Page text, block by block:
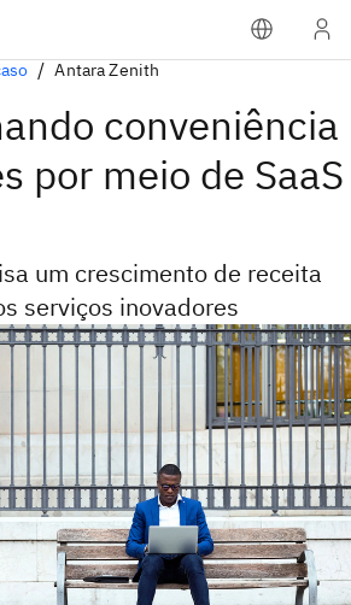
Antara Zenith
conveniência
por meio de SaaS
um crescimento de receita
serviços inovadores